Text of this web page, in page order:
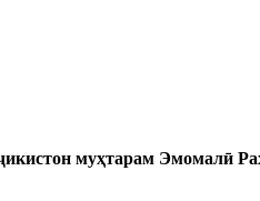
муҳтарам Эмомалӣ